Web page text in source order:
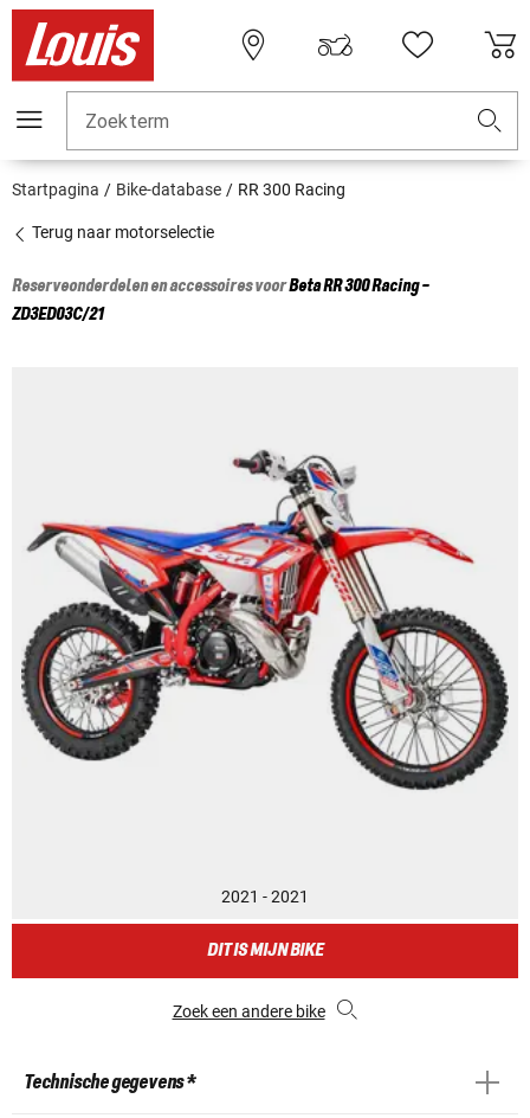
Zoekterm
Startpagina Bike-database RR 300 Racing
Terug naar motorselectie
Reserveonderdelen en accessoires voorBetaRR 300 Racing -
ZD3ED03C/21
2021 - 2021
DIT IS MIJN BIKE
Zoek een andere bike
Technische gegevens *